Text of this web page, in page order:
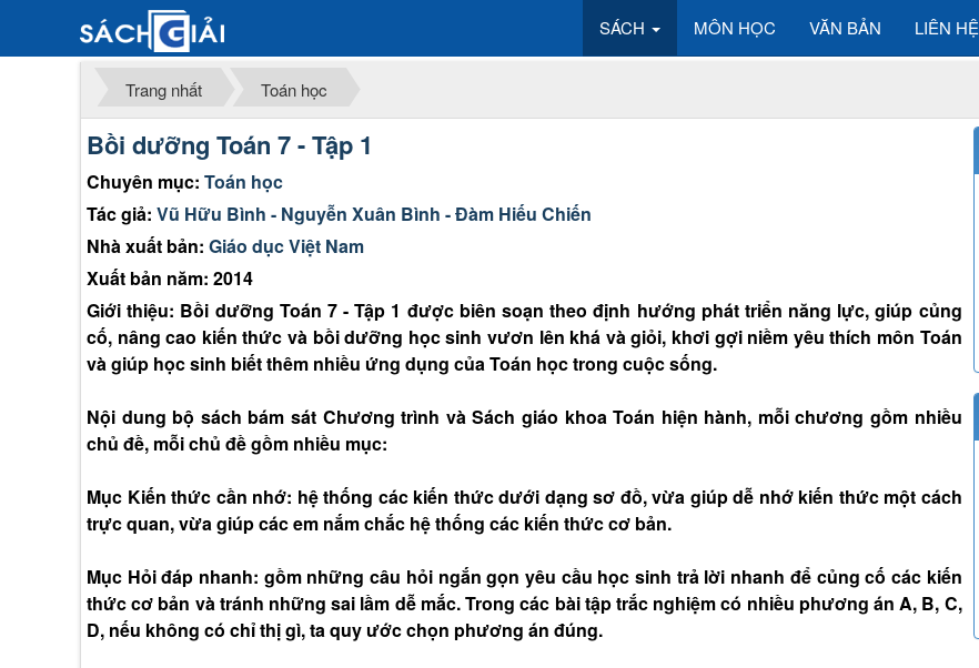
SÁCH MÔN HỌC VĂN BẢN LIÊN HỆ
Trang nhất Toán học
Bồi dưỡng Toán 7 - Tập 1
Chuyên mục: Toán học
Tác giả: Vũ Hữu Bình - Nguyễn Xuân Bình - Đàm Hiếu Chiến
Nhà xuất bản: Giáo dục Việt Nam
Xuất bản năm: 2014
Giới thiệu: Bồi dưỡng Toán 7 - Tập 1 được biên soạn theo định hướng phát triển năng lực, giúp củng
cố, nâng cao kiến thức và bồi dưỡng học sinh vươn lên khá và giỏi, khơi gợi niềm yêu thích môn Toán
và giúp học sinh biết thêm nhiều ứng dụng của Toán học trong cuộc sống.
Nội dung bộ sách bám sát Chương trình và Sách giáo khoa Toán hiện hành, mỗi chương gồm nhiều
chủ đề, mỗi chủ đề gồm nhiều mục:
Mục Kiến thức cần nhớ: hệ thống các kiến thức dưới dạng sơ đồ, vừa giúp dễ nhớ kiến thức một cách
trực quan, vừa giúp các em nắm chắc hệ thống các kiến thức cơ bản.
Mục Hỏi đáp nhanh: gồm những câu hỏi ngắn gọn yêu cầu học sinh trả lời nhanh để củng cố các kiến
thức cơ bản và tránh những sai lầm dễ mắc. Trong các bài tập trắc nghiệm có nhiều phương án A, B, C,
D, nếu không có chỉ thị gì, ta quy ước chọn phương án đúng.